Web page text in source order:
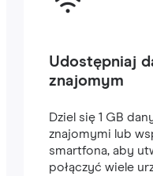
Udostępniaj
znajomym
Dziel się 1 GB
znajomymi lub
smartfona, aby
połączyć wiele